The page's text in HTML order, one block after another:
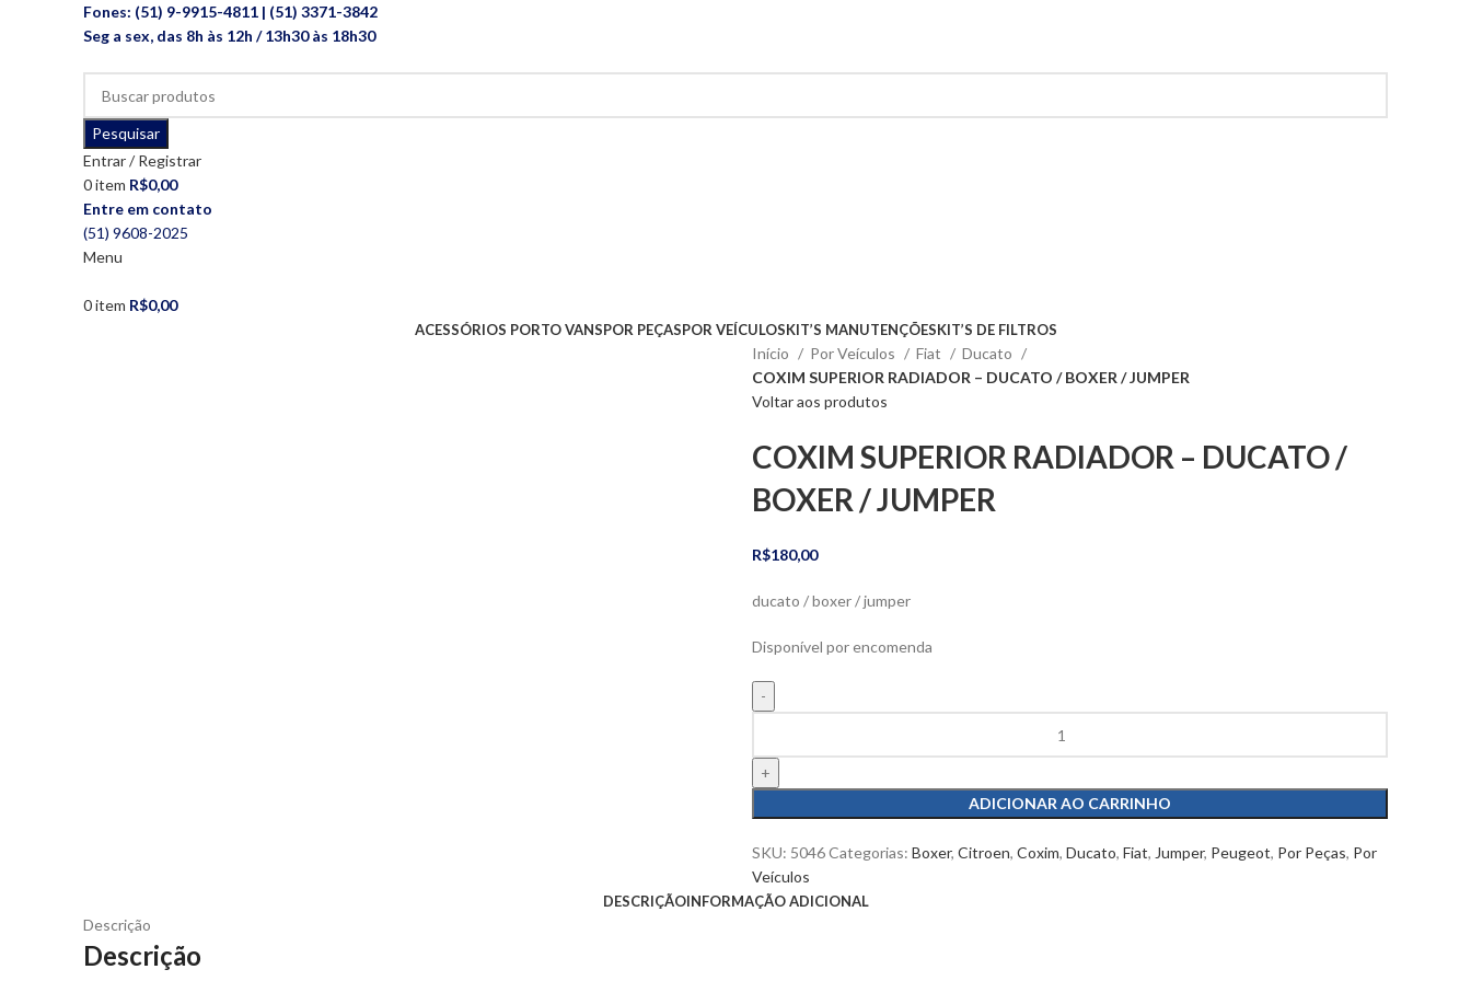
Fones: (51) 9-9915-4811 | (51) 3371-3842
Seg a sex, das 8h às 12h / 13h30 às 18h30
Pesquisar
Entrar / Registrar
0item R$0,00
Entre em contato
(51) 9608-2025
Menu
0item R$0,00
ACESSÓRIOS PORTO VANSPOR PEÇASPOR VEÍCULOSKIT’S MANUTENÇÕESKIT’S DE FILTROS
Início Por Veículos Fiat
Ducato
COXIM SUPERIOR RADIADOR – DUCATO / BOXER / JUMPER
Voltar aos produtos
COXIM SUPERIOR RADIADOR – DUCATO /
BOXER / JUMPER
R$180,00
ducato / boxer / jumper
Disponível por encomenda
ADICIONAR AO CARRINHO
SKU: 5046Categorias: Boxer, Citroen, Coxim, Ducato, Fiat, Jumper, Peugeot, Por Peças, Por
Veículos
DESCRIÇÃOINFORMAÇÃO ADICIONAL
Descrição
Descrição